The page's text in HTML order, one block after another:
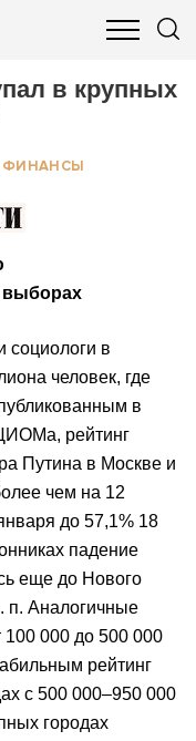
БИЗНЕС И ФИНАНСЫ
в крупных
ФИНАНСЫ
выборах
в
человек, где
в
рейтинг
Путина в Москве и
чем на 12
до 57,1% 18
падение
еще до Нового
п. Аналогичные
100 000 до 500 000
рейтинг
с 500 000–950 000
городах